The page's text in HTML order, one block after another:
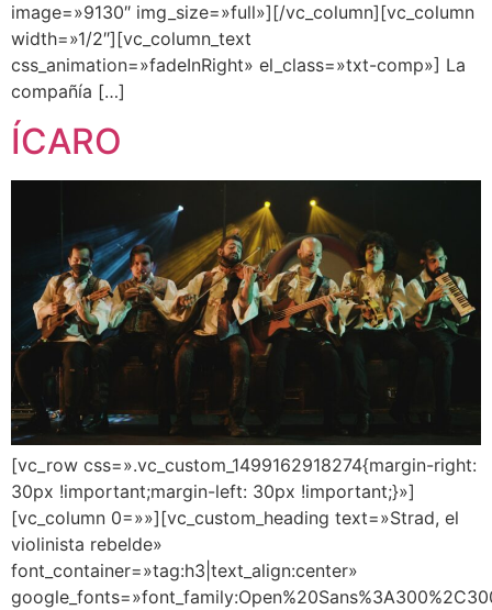
image=»9130″ img_size=»full»][/vc_column][vc_column
width=»1/2″][vc_column_text
css_animation=»fadeInRight» el_class=»txt-comp»] La
compañía […]
ÍCARO
[vc_row css=».vc_custom_1499162918274{margin-right:
30px !important;margin-left: 30px !important;}»]
[vc_column 0=»»][vc_custom_heading text=»Strad, el
violinista rebelde»
font_container=»tag:h3|text_align:center»